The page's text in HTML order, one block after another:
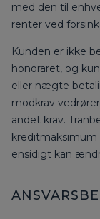
med den til
renter ved
Kunden er ikke
honoraret, og
eller nægte
modkrav
andet krav.
ensidigt kan